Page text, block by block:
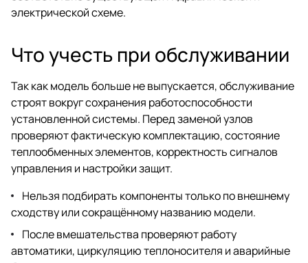
электрической схеме.
Что учесть при обслуживании
Так как модель больше не выпускается, обслуживание
строят вокруг сохранения работоспособности
установленной системы. Перед заменой узлов
проверяют фактическую комплектацию, состояние
теплообменных элементов, корректность сигналов
управления и настройки защит.
Нельзя подбирать компоненты только по внешнему
сходству или сокращённому названию модели.
После вмешательства проверяют работу
автоматики, циркуляцию теплоносителя и аварийные